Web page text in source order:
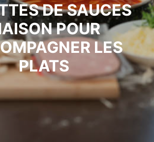
DE SAUCES
POUR
LES
PLATS